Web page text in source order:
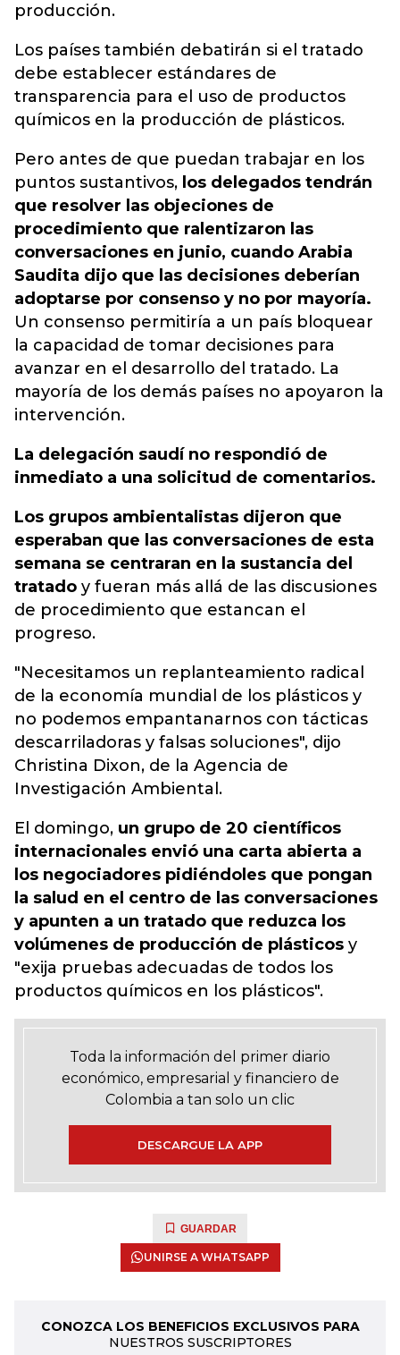
producción.
Los países también debatirán si el tratado
debe establecer estándares de
transparencia para el uso de productos
químicos en la producción de plásticos.
Pero antes de que puedan trabajar en los
puntos sustantivos, los delegados tendrán
que resolver las objeciones de
procedimiento que ralentizaron las
conversaciones en junio, cuando Arabia
Saudita dijo que las decisiones deberían
adoptarse por consenso y no por mayoría.
Un consenso permitiría a un país bloquear
la capacidad de tomar decisiones para
avanzar en el desarrollo del tratado. La
mayoría de los demás países no apoyaron la
intervención.
La delegación saudí no respondió de
inmediato a una solicitud de comentarios.
Los grupos ambientalistas dijeron que
esperaban que las conversaciones de esta
semana se centraran en la sustancia del
tratado y fueran más allá de las discusiones
de procedimiento que estancan el
progreso.
"Necesitamos un replanteamiento radical
de la economía mundial de los plásticos y
no podemos empantanarnos con tácticas
descarriladoras y falsas soluciones", dijo
Christina Dixon, de la Agencia de
Investigación Ambiental.
El domingo, un grupo de 20 científicos
internacionales envió una carta abierta a
los negociadores pidiéndoles que pongan
la salud en el centro de las conversaciones
y apunten a un tratado que reduzca los
volúmenes de producción de plásticos y
"exija pruebas adecuadas de todos los
productos químicos en los plásticos".
Toda la información del primer diario
económico, empresarial y financiero de
Colombia a tan solo un clic
DESCARGUE LA APP
GUARDAR
UNIRSE A WHATSAPP
CONOZCA LOS BENEFICIOS EXCLUSIVOS PARA
NUESTROS SUSCRIPTORES